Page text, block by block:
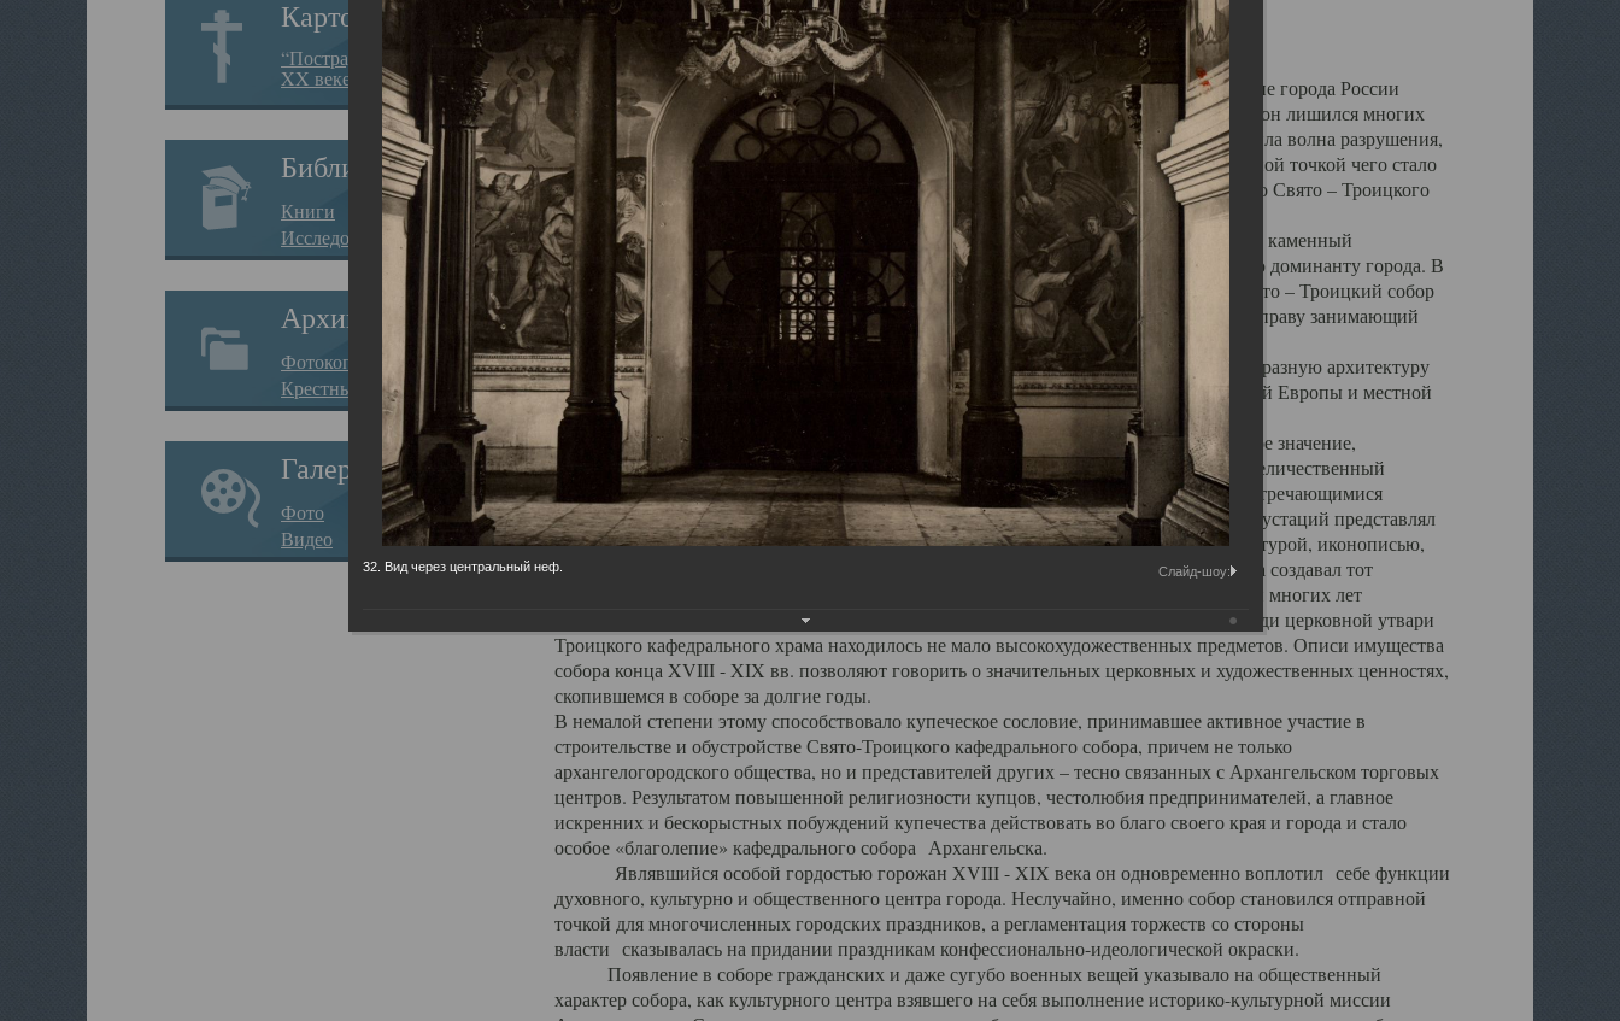
Картотека
“Пострадавшие за веру в
XX веке на Севере”
Библиотека
Книги
Исследования
Архив
Фотокопии дел
Крестные ходы
Галерея
Фото
Видео
Свято-Троицкий собор Архангельска
23.12.2015
Сегодня мы можем говорить, что Архангельск в большей мере, чем другие губернские города России
пострадал от целенаправленных систематических разрушений, в результате которых он лишился многих
выдающихся памятников архитектуры. Больше всего по старому Архангельску ударила волна разрушения,
вызванная борьбой с религией, набравшая особую силу в конце 20 –х годов. Отправной точкой чего стало
разрушение православного центра архангельской губернии - ансамбля кафедрального Свято – Троицкого
собора Архангельска.
Возникнув в начале XVIII века в центре Архангельска, величественный каменный
двухэтажный Троицкий собор, сразу превратился в зрительную и градостроительную доминанту города. В
XVIII веке по масштабам ему не было равных на Севере. Вплоть до разрушения Свято – Троицкий собор
оставался самым высоким и значительным из городских строений Архангельска, по праву занимающий
второе место, после гостиных дворов, в градостроительной картине Архангельска.
Один из самых больших и светлых соборов России воплотил в себе яркую и своеобразную архитектуру
портового города с отраженными в ней архитектурными течениями России, Западной Европы и местной
архангелогородской школы церковного зодчества.
Масштабность, благолепие и богатство собора, вполне оправдывали его кафедральное значение,
заслуженно выделяя из многочисленных культовых построек города. Обширный и величественный
иконостас украшенный колоннами ионического стиля, с единственными нигде не встречающимися
царскими вратами, изящным фронтоном и множеством резных, символических инкрустаций представлял
собой поистине художественную ценность. В совокупности же с живописью, скульптурой, иконописью,
шитьем, многочисленными предметами церковной утвари интерьер Троицкого храма создавал тот
неповторимый красочный ансамбль декоративного убранства собора, на протяжении многих лет
поражающий воображение своих посетителей. В соборной ризнице, библиотеке, среди церковной утвари
Троицкого кафедрального храма находилось не мало высокохудожественных предметов. Описи имущества
собора конца XVIII - XIX вв. позволяют говорить о значительных церковных и художественных ценностях,
скопившемся в соборе за долгие годы.
В немалой степени этому способствовало купеческое сословие, принимавшее активное участие в
строительстве и обустройстве Свято-Троицкого кафедрального собора, причем не только
архангелогородского общества, но и представителей других – тесно связанных с Архангельском торговых
центров. Результатом повышенной религиозности купцов, честолюбия предпринимателей, а главное
искренних и бескорыстных побуждений купечества действовать во благо своего края и города и стало
особое «благолепие» кафедрального собора Архангельска.
Являвшийся особой гордостью горожан XVIII - XIX века он одновременно воплотил себе функции
духовного, культурно и общественного центра города. Неслучайно, именно собор становился отправной
точкой для многочисленных городских праздников, а регламентация торжеств со стороны
власти сказывалась на придании праздникам конфессионально-идеологической окраски.
Появление в соборе гражданских и даже сугубо военных вещей указывало на общественный
характер собора, как культурного центра взявшего на себя выполнение историко-культурной миссии
32. Вид через центральный неф. Слайд-шоу: